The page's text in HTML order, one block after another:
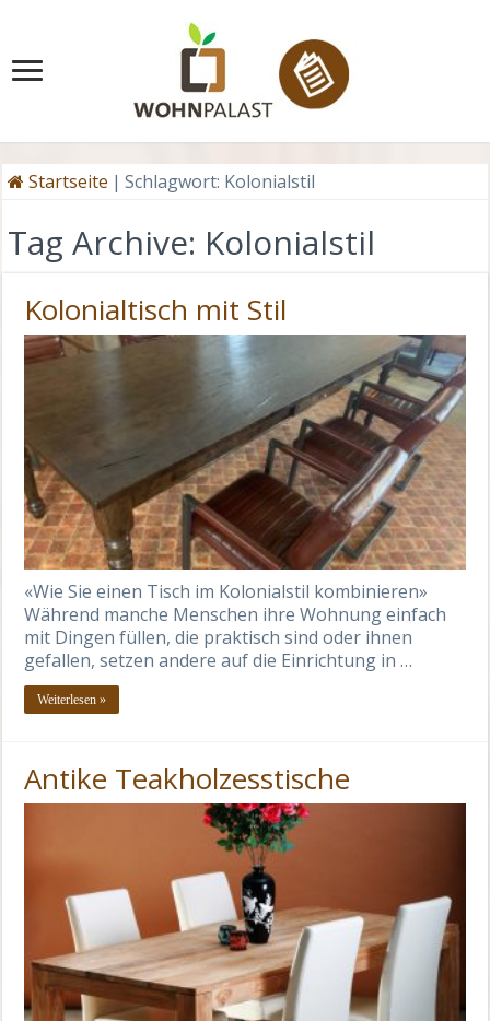
Startseite | Schlagwort: Kolonialstil
Tag Archive: Kolonialstil
Kolonialtisch mit Stil
«Wie Sie einen Tisch im Kolonialstil kombinieren»
Während manche Menschen ihre Wohnung einfach
mit Dingen füllen, die praktisch sind oder ihnen
gefallen, setzen andere auf die Einrichtung in …
Weiterlesen »
Antike Teakholzesstische